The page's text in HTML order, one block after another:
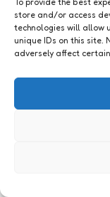
store and/or access
technologies will allow
unique IDs on this site.
adversely affect
I write to
technological,
decoding
us and some
it’s an
contradiction.
it.